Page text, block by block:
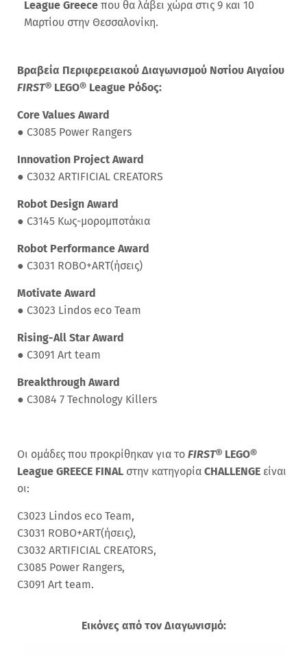
League Greece που θα λάβει χώρα στις 9 και 10
Μαρτίου στην Θεσσαλονίκη.
Βραβεία Περιφερειακού Διαγωνισμού Νοτίου Αιγαίου
FIRST® LEGO® League Ρόδος:
Core Values Award
● C3085 Power Rangers
Innovation Project Award
● C3032 ARTIFICIAL CREATORS
Robot Design Award
● C3145 Κως-μορομποτάκια
Robot Performance Award
● C3031 ROBO+ART(ήσεις)
Motivate Award
● C3023 Lindos eco Team
Rising-All Star Award
● C3091 Art team
Breakthrough Award
● C3084 7 Technology Killers
Οι ομάδες που προκρίθηκαν για το FIRST® LEGO®
League GREECE FINAL στην κατηγορία CHALLENGE είναι
οι:
C3023 Lindos eco Team,
C3031 ROBO+ART(ήσεις),
C3032 ARTIFICIAL CREATORS,
C3085 Power Rangers,
C3091 Art team.
Εικόνες από τον Διαγωνισμό: